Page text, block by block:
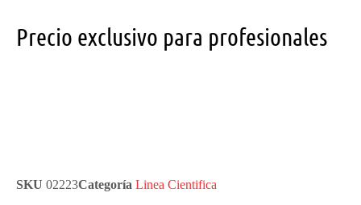
Precio exclusivo para profesionales
SKU 02223Categoría Linea Cientifica